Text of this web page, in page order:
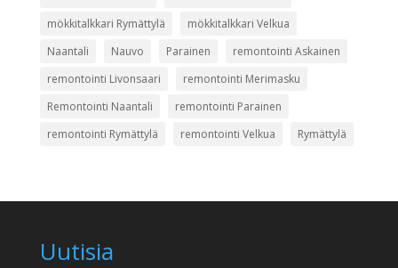
mökkitalkkari Rymättylä
mökkitalkkari Velkua
Naantali
Nauvo Parainen
remontointi Askainen
remontointi Livonsaari
remontointi Merimasku
Remontointi Naantali
remontointi Parainen
remontointi Rymättylä
remontointi Velkua Rymättylä
Uutisia